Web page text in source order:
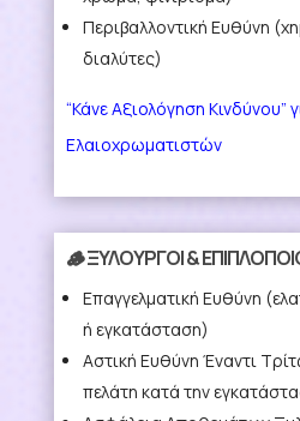
Περιβαλλοντική Ευθύνη
διαλύτες)
“Κάνε Αξιολόγηση Κινδύνου”
Ελαιοχρωματιστών
🪵 ΞΥΛΟΥΡΓΟΙ &
Επαγγελματική Ευθύνη
ή εγκατάσταση)
Αστική Ευθύνη Έναντι
πελάτη κατά την